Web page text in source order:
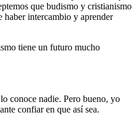
que budismo y cristianismo
haber intercambio y aprender
tiene un futuro mucho
conoce nadie. Pero bueno, yo
confiar en que así sea.